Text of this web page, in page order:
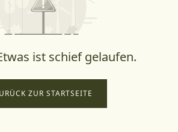
ist schief gelaufen.
ZUR STARTSEITE